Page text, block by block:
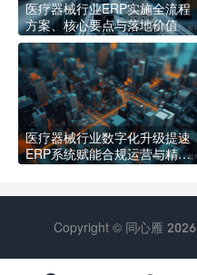
医疗器械行业ERP实施全流程
方案、核心要点与落地价值
医疗器械行业数字化升级提速
ERP系统赋能合规运营与精益
Copyright © 同心雁 2026